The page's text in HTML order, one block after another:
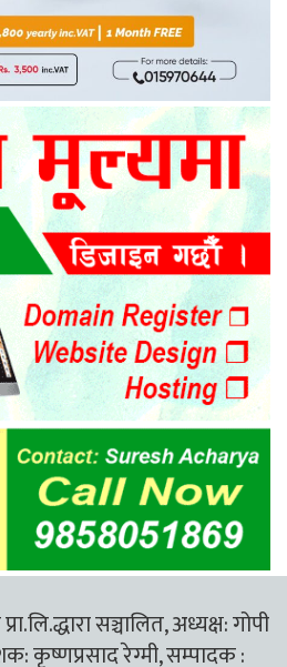
सञ्चालित, अध्यक्ष: गोपी
कृष्णप्रसाद रेग्मी, सम्पादक :